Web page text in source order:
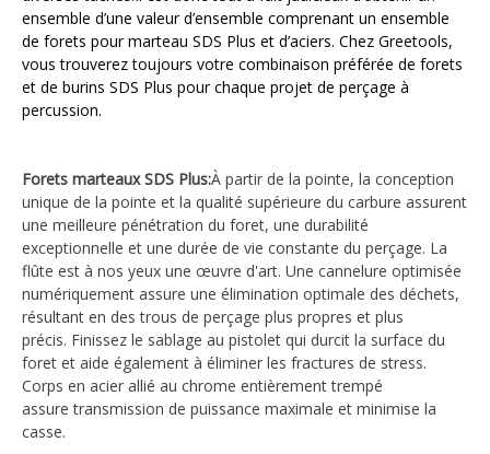
ensemble d’une valeur d’ensemble comprenant un ensemble
de forets pour marteau SDS Plus et d’aciers. Chez Greetools,
vous trouverez toujours votre combinaison préférée de forets
et de burins SDS Plus pour chaque projet de perçage à
percussion.
Forets marteaux SDS Plus:À partir de la pointe, la conception
unique de la pointe et la qualité supérieure du carbure assurent
une meilleure pénétration du foret, une durabilité
exceptionnelle et une durée de vie constante du perçage. La
flûte est à nos yeux une œuvre d'art. Une cannelure optimisée
numériquement assure une élimination optimale des déchets,
résultant en des trous de perçage plus propres et plus
précis. Finissez le sablage au pistolet qui durcit la surface du
foret et aide également à éliminer les fractures de stress.
Corps en acier allié au chrome entièrement trempé
assure transmission de puissance maximale et minimise la
casse.